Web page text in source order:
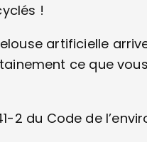
!
artificielle
ce que
2 du Code de